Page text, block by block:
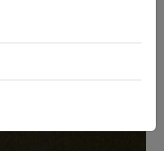
محەممەد شێخۆ و